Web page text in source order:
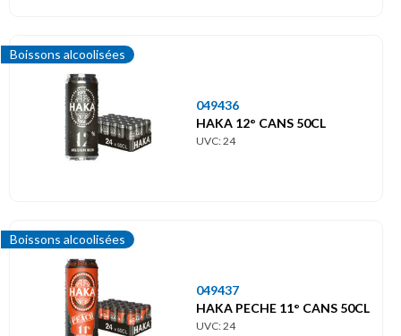
Epicerie salée
Epicerie sucrée
Equipement et Décoration
Boissons alcoolisées
049436
HAKA 12° CANS 50CL
UVC: 24
Boissons alcoolisées
049437
HAKA PECHE 11° CANS 50CL
UVC: 24